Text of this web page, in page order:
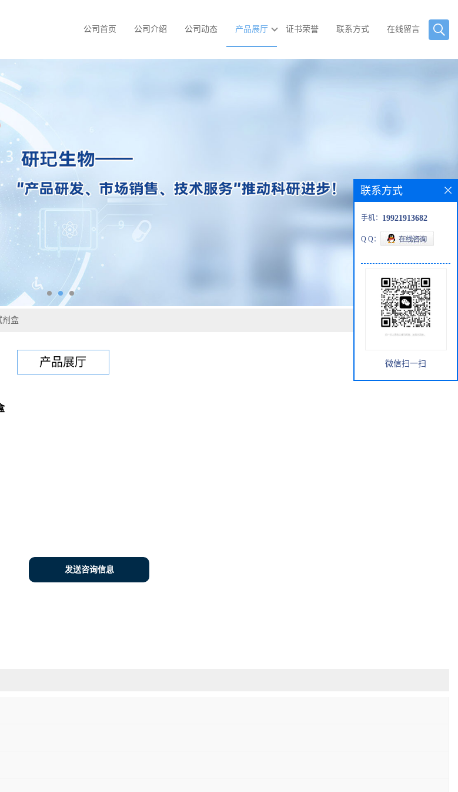
公司首页 公司介绍 公司动态 产品展厅 证书荣誉 联系方式 在线留言
剂盒
产品展厅
发送咨询信息
联系方式
手机： 19921913682
Q Q：
微信扫一扫